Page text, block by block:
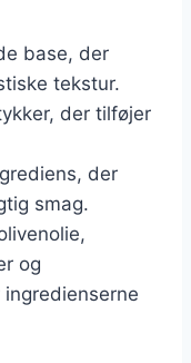
base, der
tekstur.
der tilføjer
der
smag.
og